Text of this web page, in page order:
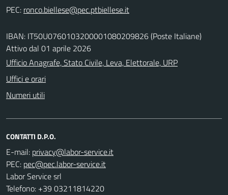
PEC:
IBAN: IT50U0760103200001080209826 (Poste Italiane)
Attivo dal 01 aprile 2026
Ufficio Anagrafe, Stato Civile, Leva, Elettorale, URP
Uffici e orari
Numeri utili
CONTATTI D.P.O.
E-mail:
PEC:
Labor Service srl
Telefono: +39 03211814220